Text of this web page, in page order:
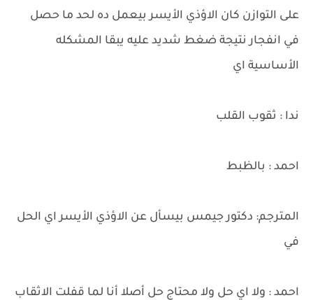
على التوازن كان الاؤذي الأيسر بيعمل ده لحد ما حصل
في انفجار نتيجة ضغط شديد عليه يبقا المشكله
الأساسية اي
ندا : ثقوب القلب
احمد : بالظبط
المترجم: دكتور جيمس بيسأل عن الاؤذي الأيسر اي الحل
في
احمد : ولا اي حل ولا محتاج حل أصلا أنا لما قفلت الاثقاب